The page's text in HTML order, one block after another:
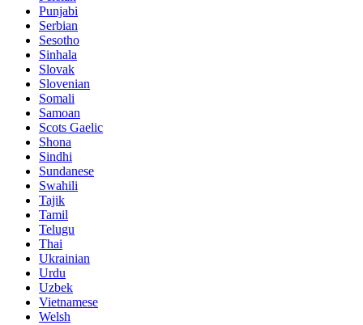
Punjabi
Serbian
Sesotho
Sinhala
Slovak
Slovenian
Somali
Samoan
Scots Gaelic
Shona
Sindhi
Sundanese
Swahili
Tajik
Tamil
Telugu
Thai
Ukrainian
Urdu
Uzbek
Vietnamese
Welsh